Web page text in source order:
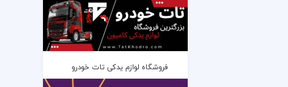
فروشگاه لوازم یدکی تات خودرو